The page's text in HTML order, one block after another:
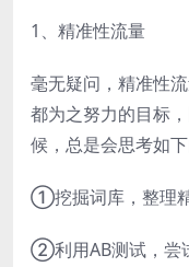
1、精准性流量
毫无疑问，精准性
都为之努力的目标
候，总是会思考如下
①挖掘词库，整理精
②利用AB测试，尝